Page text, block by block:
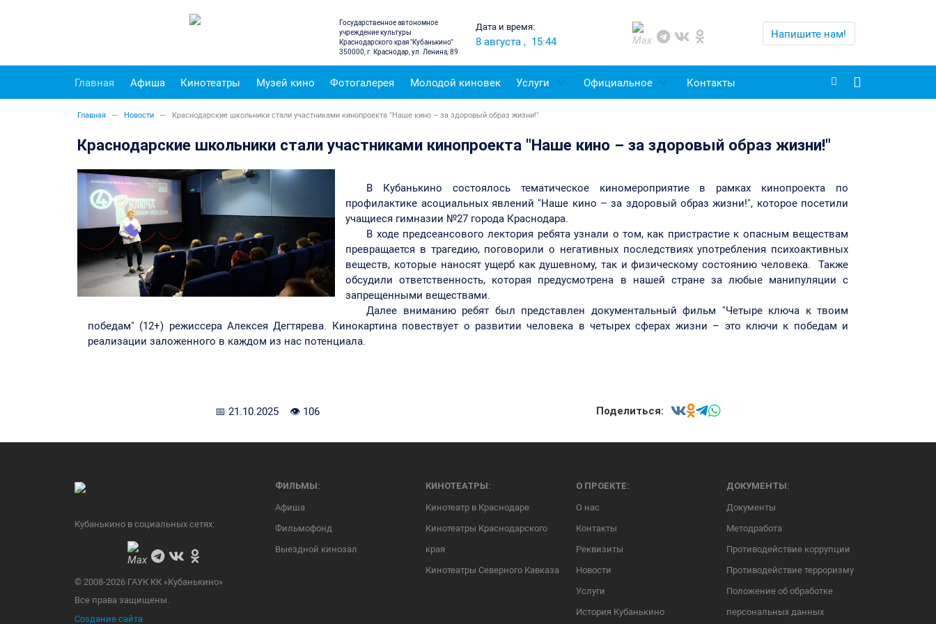
Государственное автономное
учреждение культуры
Краснодарского края "Кубанькино"
350000, г. Краснодар, ул. Ленина, 89
Дата и время:
8 августа , 15:44
Напишите нам!
Главная Афиша Кинотеатры Музей кино Фотогалерея Молодой киновек Услуги Официальное Контакты
Главная Новости Краснодарские школьники стали участниками кинопроекта "Наше кино – за здоровый образ жизни!"
Краснодарские школьники стали участниками кинопроекта "Наше кино – за здоровый образ жизни!"
В Кубанькино состоялось тематическое киномероприятие в рамках кинопроекта по
профилактике асоциальных явлений "Наше кино – за здоровый образ жизни!", которое посетили
учащиеся гимназии №27 города Краснодара.
В ходе предсеансового лектория ребята узнали о том, как пристрастие к опасным веществам
превращается в трагедию, поговорили о негативных последствиях употребления психоактивных
веществ, которые наносят ущерб как душевному, так и физическому состоянию человека. Также
обсудили ответственность, которая предусмотрена в нашей стране за любые манипуляции с
запрещенными веществами.
Далее вниманию ребят был представлен документальный фильм "Четыре ключа к твоим
победам" (12+) режиссера Алексея Дегтярева. Кинокартина повествует о развитии человека в четырех сферах жизни – это ключи к победам и
реализации заложенного в каждом из нас потенциала.
📅 21.10.2025 👁 106 Поделиться:
Кубанькино в социальных сетях:
© 2008-2026 ГАУК КК «Кубанькино»
Все права защищены.
Создание сайта
ФИЛЬМЫ:
Афиша
Фильмофонд
Выездной кинозал
КИНОТЕАТРЫ:
Кинотеатр в Краснодаре
Кинотеатры Краснодарского
края
Кинотеатры Северного Кавказа
О ПРОЕКТЕ:
О нас
Контакты
Реквизиты
Новости
Услуги
История Кубанькино
ДОКУМЕНТЫ:
Документы
Методработа
Противодействие коррупции
Противодействие терроризму
Положение об обработке
персональных данных